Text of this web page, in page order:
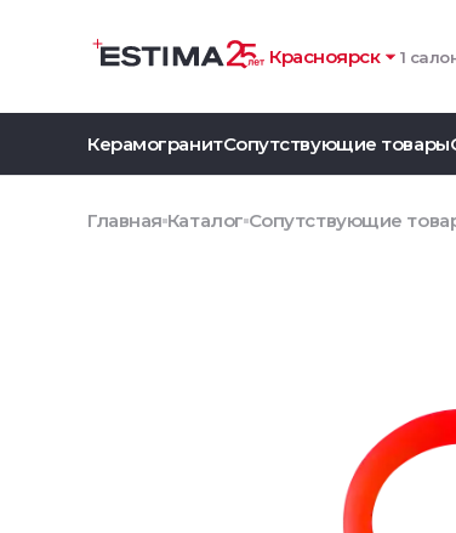
Красноярск 1
КерамогранитСопутствующие товары
Главная Каталог Сопутствующие